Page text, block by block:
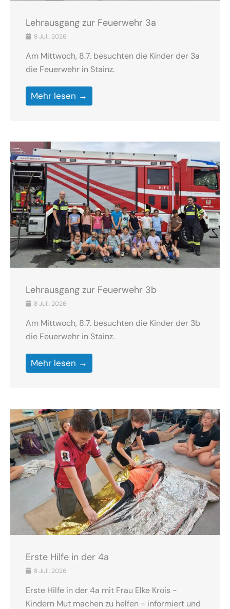
Lehrausgang zur Feuerwehr 3a
8 Juli, 2026
Am Mittwoch, 8.7. besuchten die Kinder der 3a
die Feuerwehr in Stainz.
Mehr lesen →
Lehrausgang zur Feuerwehr 3b
8 Juli, 2026
Am Mittwoch, 8.7. besuchten die Kinder der 3b
die Feuerwehr in Stainz.
Mehr lesen →
Erste Hilfe in der 4a
8 Juli, 2026
Erste Hilfe in der 4a mit Frau Elke Krois -
Kindern Mut machen zu helfen - informiert und